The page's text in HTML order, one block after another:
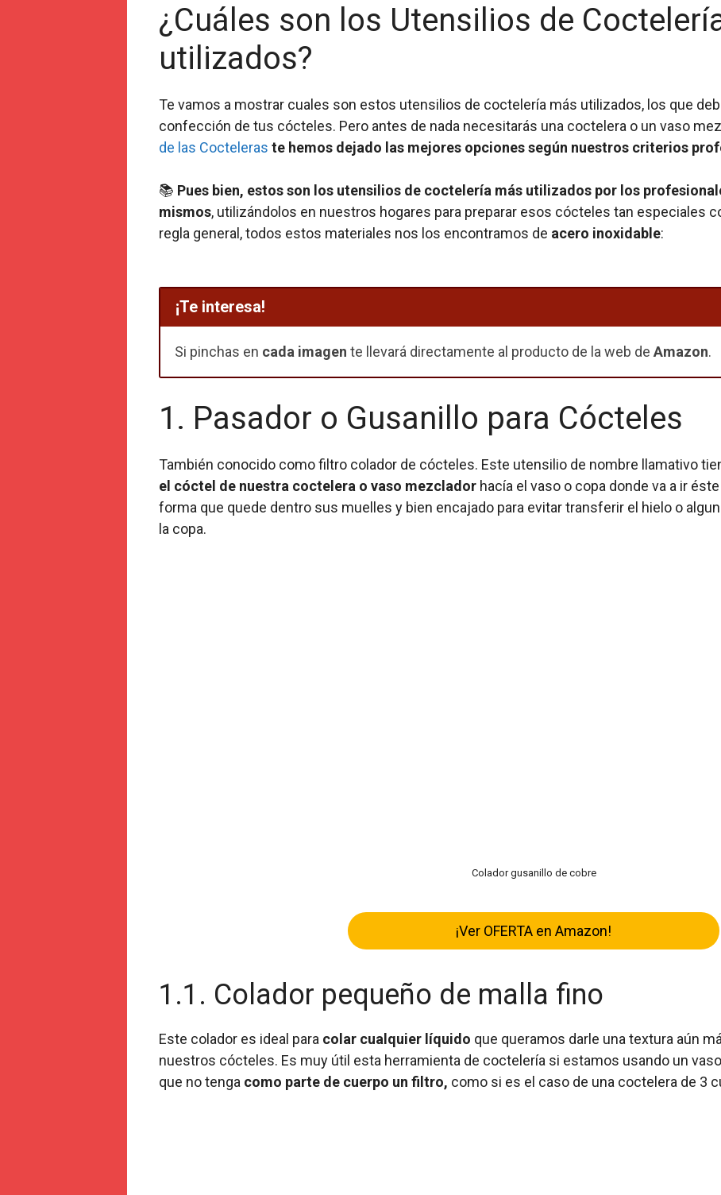
¿Cuáles son los Utensilios de
utilizados?
Te vamos a mostrar cuales son estos utensilios de coctelería más utilizados, los que
confección de tus cócteles. Pero antes de nada necesitarás una coctelera o un vaso
de las Cocteleras te hemos dejado las mejores opciones según nuestros criterios
📚 Pues bien, estos son los utensilios de coctelería más utilizados por los
mismos, utilizándolos en nuestros hogares para preparar esos cócteles tan especiales
regla general, todos estos materiales nos los encontramos de acero inoxidable:
¡Te interesa!
Si pinchas en cada imagen te llevará directamente al producto de la web de Amazon.
1. Pasador o Gusanillo para Cócteles
También conocido como filtro colador de cócteles. Este utensilio de nombre llamativo
el cóctel de nuestra coctelera o vaso mezcladorhacía el vaso o copa donde va a ir
forma que quede dentro sus muelles y bien encajado para evitar transferir el hielo o
la copa.
Colador gusanillo de cobre
¡Ver OFERTA en Amazon!
1.1. Colador pequeño de malla fino
Este colador es ideal para colar cualquier líquido que queramos darle una textura aún
nuestros cócteles. Es muy útil esta herramienta de coctelería si estamos usando un
que no tenga como parte de cuerpo un filtro, como si es el caso de una coctelera de 3